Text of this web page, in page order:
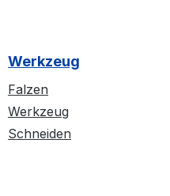
Werkzeug
Falzen
Werkzeug
Schneiden